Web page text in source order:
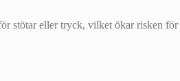
stötar eller tryck, vilket ökar risken för